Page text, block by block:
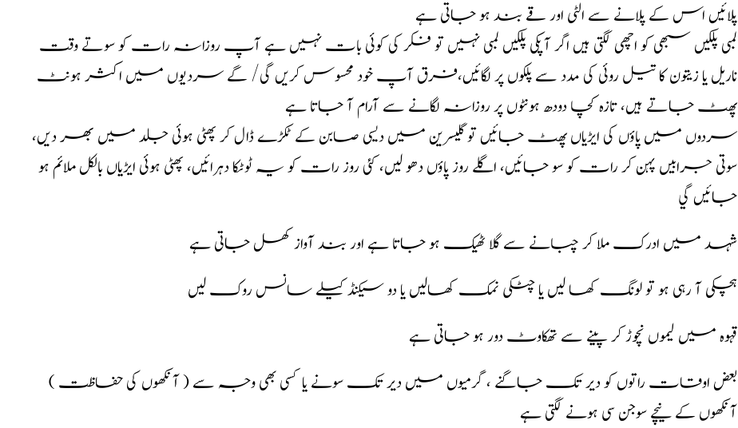
پلائیں اس کے پلانے سے الٹی اور قے بند ہو جاتی ہے
ناریل یا زیتون کا تیل روئی کی مدد سے پلکوں پر لگائیں،فرق آپ خود محسوس کریں گی/ گےسردیوں میں اکثر ہونٹ
پھٹ جاتے ہیں، تازہ کچا دودھ ہونٹوں پر روزانہ لگانے سے آرام آ جاتا ہے
سردوں میں پاؤں کی ایڑیاں پھٹ جائیں تو گلیسرین میں دیسی صابن کے ٹکڑے ڈال کر پھٹی ہوئی جلد میں بھر دیں،
سوتی جرابیں پہن کر رات کو سو جائیں، اگلے روز پاؤں دھو لیں، کئی روز رات کو یہ ٹوٹکا دہرائیں، پھٹی ہوئی ایڑیاں بالکل ملائم ہو
جائیں گي
شہد میں ادرک ملا کر چبانے سے گلا ٹھیک ہو جاتا ہے اور بند آواز کھل جاتی ہے
ہچکی آ رہی ہو تو لونگ کھا لیں یا چٹکی نمک کھالیں یا دو سیکنڈ کیلے سانس روک لیں
قہوہ میں لیموں نچوڑ کر پینے سے تھکاوٹ دور ہو جاتی ہے
( آنکھوں کی حفاظت ) بعض اوقات راتوں کو دیر تک جاگنے ، گرمیوں میں دیر تک سونے یا کسی بھی وجہ سے
آنکھوں کے نیچے سوجن سی ہونے لگتی ہے